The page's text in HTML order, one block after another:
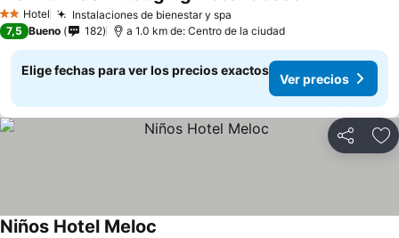
2 Estrellas
Hotel Instalaciones de bienestar y spa
7,5 Bueno 182 a 1.0 km de: Centro de la ciudad
Elige fechas para ver los precios exactos
Ver precios
Compartir
Niños Hotel Meloc